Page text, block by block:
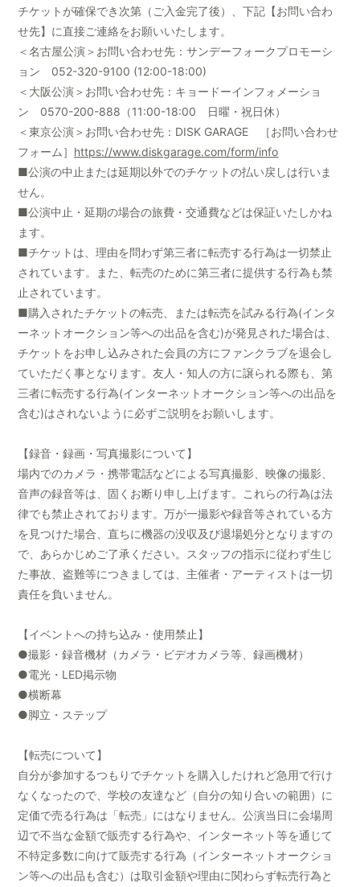
チケットが確保でき次第（ご入金完了後）、下記【お問い合わ
せ先】に直接ご連絡をお願いいたします。
＜名古屋公演＞お問い合わせ先：サンデーフォークプロモーシ
ョン 052-320-9100 (12:00-18:00)
＜大阪公演＞お問い合わせ先：キョードーインフォメーショ
ン 0570-200-888（11:00-18:00 日曜・祝日休）
＜東京公演＞お問い合わせ先：DISK GARAGE ［お問い合わせ
フォーム］ https://www.diskgarage.com/form/info
■公演の中止または延期以外でのチケットの払い戻しは行いま
せん。
■公演中止・延期の場合の旅費・交通費などは保証いたしかね
ます。
■チケットは、理由を問わず第三者に転売する行為は一切禁止
されています。また、転売のために第三者に提供する行為も禁
止されています。
■購入されたチケットの転売、または転売を試みる行為(インタ
ーネットオークション等への出品を含む)が発見された場合は、
チケットをお申し込みされた会員の方にファンクラブを退会し
ていただく事となります。友人・知人の方に譲られる際も、第
三者に転売する行為(インターネットオークション等への出品を
含む)はされないように必ずご説明をお願いします。
【録音・録画・写真撮影について】
場内でのカメラ・携帯電話などによる写真撮影、映像の撮影、
音声の録音等は、固くお断り申し上げます。これらの行為は法
律でも禁止されております。万が一撮影や録音等されている方
を見つけた場合、直ちに機器の没収及び退場処分となりますの
で、あらかじめご了承ください。スタッフの指示に従わず生じ
た事故、盗難等につきましては、主催者・アーティストは一切
責任を負いません。
【イベントへの持ち込み・使用禁止】
●撮影・録音機材（カメラ・ビデオカメラ等、録画機材）
●電光・LED掲示物
●横断幕
●脚立・ステップ
【転売について】
自分が参加するつもりでチケットを購入したけれど急用で行け
なくなったので、学校の友達など（自分の知り合いの範囲）に
定価で売る行為は「転売」にはなりません。公演当日に会場周
辺で不当な金額で販売する行為や、インターネット等を通じて
不特定多数に向けて販売する行為（インターネットオークショ
ン等への出品も含む）は取引金額や理由に関わらず転売行為と